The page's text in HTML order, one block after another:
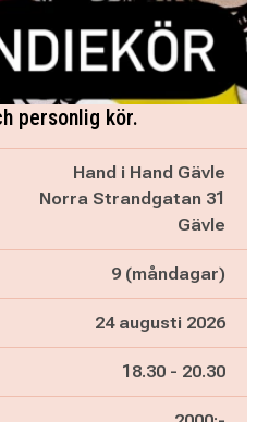
personlig kör.
Hand i Hand Gävle
Norra Strandgatan 31
Gävle
9 (måndagar)
24 augusti 2026
Pågår mellan
18.30 - och
20.30